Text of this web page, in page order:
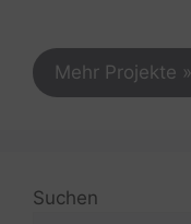
Mehr Projekte »
Suchen